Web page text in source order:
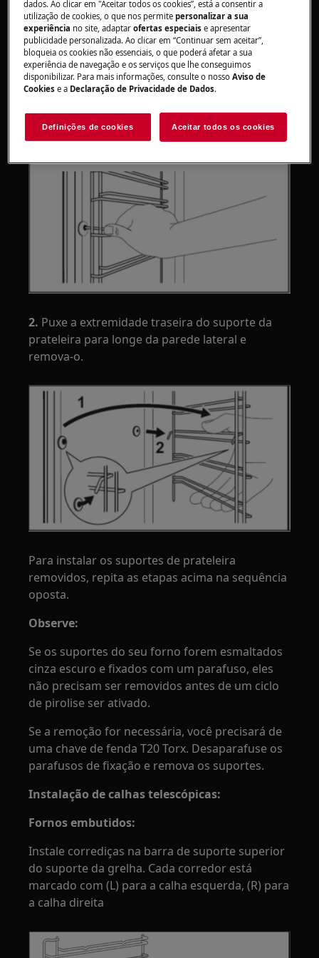
removidos, repita as etapas acima na sequência
oposta.
Fogões pirolíticos
1.Afaste a parte frontal do suporte da
prateleira da parede lateral, deslizando os
dedos por baixo das barras onde o suporte
entra na parede lateral do forno.
2. Puxe a extremidade traseira do suporte da
prateleira para longe da parede lateral e
remova-o.
Para instalar os suportes de prateleira
removidos, repita as etapas acima na sequência
oposta.
Observe:
Se os suportes do seu forno forem esmaltados
cinza escuro e fixados com um parafuso, eles
não precisam ser removidos antes de um ciclo
de pirolise ser ativado.
Se a remoção for necessária, você precisará de
uma chave de fenda T20 Torx. Desaparafuse os
parafusos de fixação e remova os suportes.
Instalação de calhas telescópicas:
Fornos embutidos:
Instale corrediças na barra de suporte superior
do suporte da grelha. Cada corredor está
marcado com (L) para a calha esquerda, (R) para
a calha direita
dados. Ao clicar em "Aceitar todos os cookies”, está a consentir a
utilização de cookies, o que nos permitepersonalizar a sua
experiência no site, adaptarofertas especiaise apresentar
publicidade personalizada. Ao clicar em “Continuar sem aceitar”,
bloqueia os cookies não essenciais, o que poderá afetar a sua
experiência de navegação e os serviços que lhe conseguimos
disponibilizar. Para mais informações, consulte o nossoAviso de
Cookiese a Declaração de Privacidade de Dados.
Definições de cookies Aceitar todos os cookies